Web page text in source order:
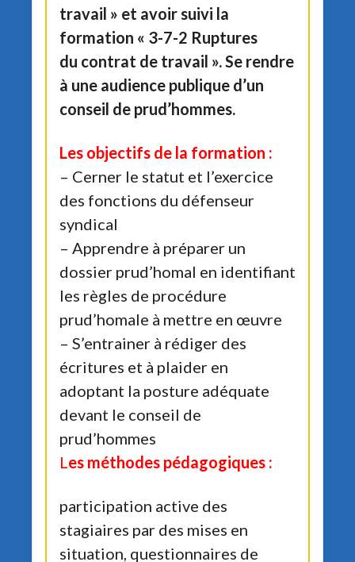
travail » et avoir suivi la
formation « 3-7-2 Ruptures
du contrat de travail ». Se rendre
à une audience publique d’un
conseil de prud’hommes.
Les objectifs de la formation :
– Cerner le statut et l’exercice
des fonctions du défenseur
syndical
– Apprendre à préparer un
dossier prud’homal en identifiant
les règles de procédure
prud’homale à mettre en œuvre
– S’entrainer à rédiger des
écritures et à plaider en
adoptant la posture adéquate
devant le conseil de
prud’hommes
L es méthodes pédagogiques :
participation active des
stagiaires par des mises en
situation, questionnaires de